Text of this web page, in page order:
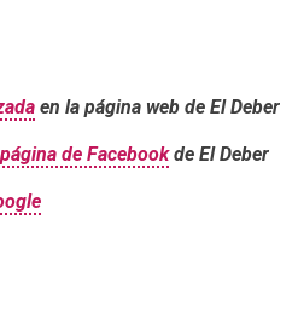
en la página web de El Deber
de Facebookde El Deber